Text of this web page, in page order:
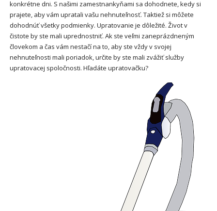
konkrétne dni. S našimi zamestnankyňami sa dohodnete, kedy si
prajete, aby vám upratali vašu nehnuteľnosť. Taktiež si môžete
dohodnúť všetky podmienky. Upratovanie je dôležité. Život v
čistote by ste mali uprednostniť. Ak ste veľmi zaneprázdneným
človekom a čas vám nestačí na to, aby ste vždy v svojej
nehnuteľnosti mali poriadok, určite by ste mali zvážiť služby
upratovacej spoločnosti. Hľadáte upratovačku?